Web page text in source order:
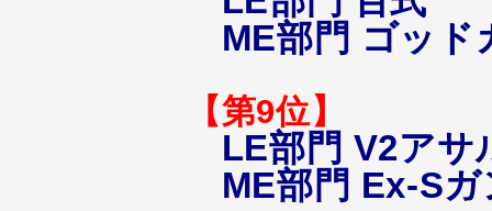
ME部門 ゴッド
【第9位】
LE部門 V2アサ
ME部門 Ex-S